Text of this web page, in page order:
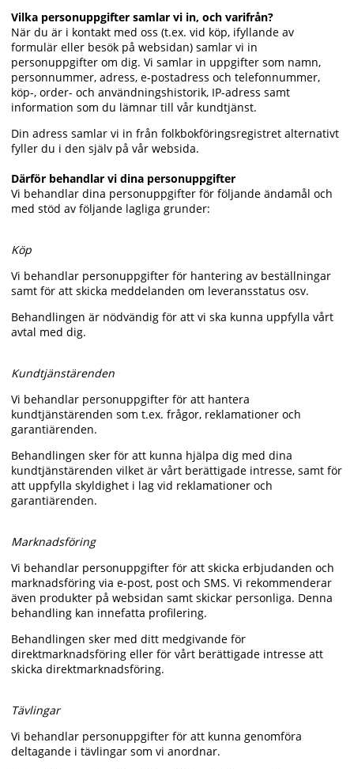
Vilka personuppgifter samlar vi in, och varifrån?
När du är i kontakt med oss (t.ex. vid köp, ifyllande av
formulär eller besök på websidan) samlar vi in
personuppgifter om dig. Vi samlar in uppgifter som namn,
personnummer, adress, e-postadress och telefonnummer,
köp-, order- och användningshistorik, IP-adress samt
information som du lämnar till vår kundtjänst.
Din adress samlar vi in från folkbokföringsregistret alternativt
fyller du i den själv på vår websida.
Därför behandlar vi dina personuppgifter
Vi behandlar dina personuppgifter för följande ändamål och
med stöd av följande lagliga grunder:
Köp
Vi behandlar personuppgifter för hantering av beställningar
samt för att skicka meddelanden om leveransstatus osv.
Behandlingen är nödvändig för att vi ska kunna uppfylla vårt
avtal med dig.
Kundtjänstärenden
Vi behandlar personuppgifter för att hantera
kundtjänstärenden som t.ex. frågor, reklamationer och
garantiärenden.
Behandlingen sker för att kunna hjälpa dig med dina
kundtjänstärenden vilket är vårt berättigade intresse, samt för
att uppfylla skyldighet i lag vid reklamationer och
garantiärenden.
Marknadsföring
Vi behandlar personuppgifter för att skicka erbjudanden och
marknadsföring via e-post, post och SMS. Vi rekommenderar
även produkter på websidan samt skickar personliga. Denna
behandling kan innefatta profilering.
Behandlingen sker med ditt medgivande för
direktmarknadsföring eller för vårt berättigade intresse att
skicka direktmarknadsföring.
Tävlingar
Vi behandlar personuppgifter för att kunna genomföra
deltagande i tävlingar som vi anordnar.